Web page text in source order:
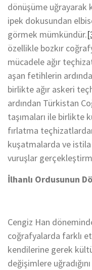
dönüşüme uğrayarak
ipek dokusundan
görmek mümkündür.
özellikle bozkır
mücadele ağır
aşan fetihlerin
birlikte ağır askeri
ardından Türkistan
taşımaları ile birlikte
fırlatma
kuşatmalarda ve
vuruşlar
İlhanlı Ordusunun
Cengiz Han
coğrafyalarda farklı
kendilerine gerek
değişimlere